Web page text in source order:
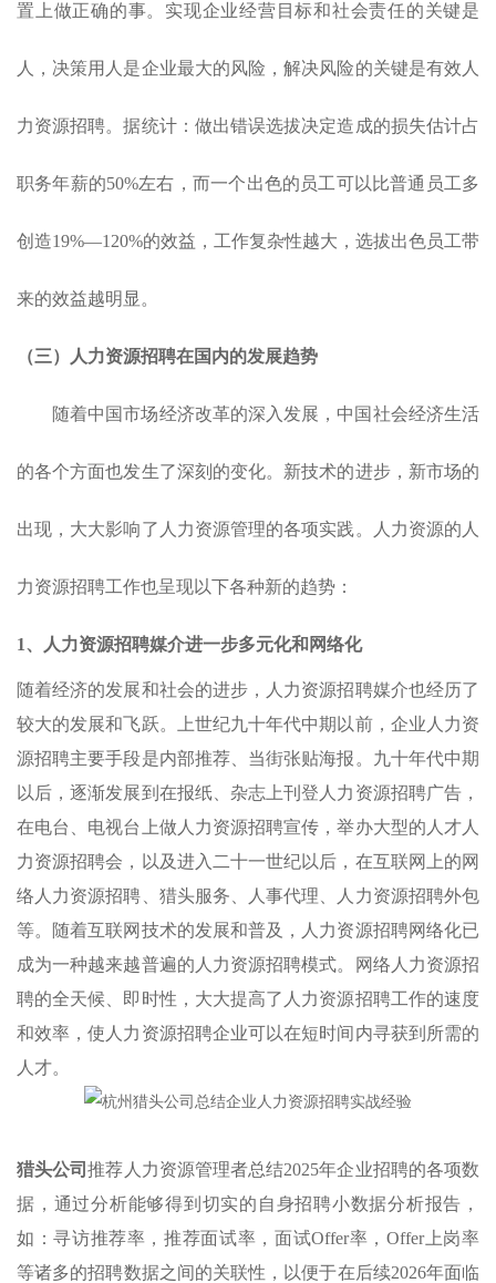
置上做正确的事。实现企业经营目标和社会责任的关键是
人，决策用人是企业最大的风险，解决风险的关键是有效 人
力资源招聘。据统计：做出错误选拔决定造成的损失估计占
职务年薪的50%左右，而一个出色的员工可以比普通员工多
创造19%—120%的效益，工作复杂性越大，选拔出色员工带
来的效益越明显。
（三） 人力资源招聘在国内的发展趋势
随着中国市场经济改革的深入发展，中国社会经济生活
的各个方面也发生了深刻的变化。新技术的进步，新市场的
出现，大大影响了人力资源管理的各项实践。人力资源的 人
力资源招聘工作也呈现以下各种新的趋势：
1、 人力资源招聘媒介进一步多元化和网络化
随着经济的发展和社会的进步， 人力资源招聘媒介也经历了
较大的发展和飞跃。上世纪九十年代中期以前，企业 人力资
源招聘主要手段是内部推荐、当街张贴海报。九十年代中期
以后，逐渐发展到在报纸、杂志上刊登 人力资源招聘广告，
在电台、电视台上做 人力资源招聘宣传，举办大型的人才 人
力资源招聘会，以及进入二十一世纪以后，在互联网上的网
络 人力资源招聘 、猎头服务、人事代理、 人力资源招聘外包
等。随着互联网技术的发展和普及，
人力资源招聘网络化已
成为一种越来越普遍的 人力资源招聘模式。网络 人力资源招
聘的全天候、即时性，大大提高了 人力资源招聘工作的速度
和效率，使 人力资源招聘企业可以在短时间内寻获到所需的
人才。
猎头公司推荐人力资源管理者总结2025年企业招聘的各项数
据，通过分析能够得到切实的自身招聘小数据分析报告，
如：寻访推荐率，推荐面试率，面试Offer率，Offer上岗率
等诸多的招聘数据之间的关联性，以便于在后续2026年面临